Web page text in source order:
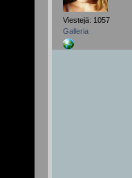
Viestejä: 1057
Galleria